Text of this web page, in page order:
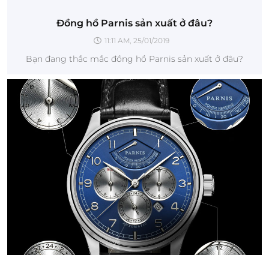
Đồng hồ Parnis sản xuất ở đâu?
11:11 AM, 25/01/2019
Bạn đang thắc mắc đồng hồ Parnis sản xuất ở đâu?